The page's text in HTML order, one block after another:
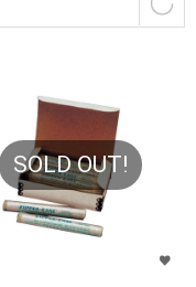
SOLD OUT!